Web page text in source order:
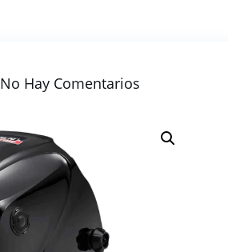
No Hay Comentarios